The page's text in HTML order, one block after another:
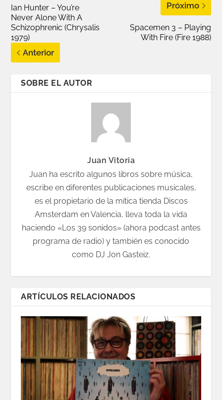
Ian Hunter – You’re
Never Alone With A
Schizophrenic (Chrysalis
1979)
Anterior
Próximo
Spacemen 3 – Playing
With Fire (Fire 1988)
SOBRE EL AUTOR
Juan Vitoria
Juan ha escrito algunos libros sobre música,
escribe en diferentes publicaciones musicales,
es el propietario de la mítica tienda Discos
Amsterdam en Valencia, lleva toda la vida
haciendo «Los 39 sonidos» (ahora podcast antes
programa de radio) y también es conocido
como DJ Jon Gasteiz.
ARTÍCULOS RELACIONADOS